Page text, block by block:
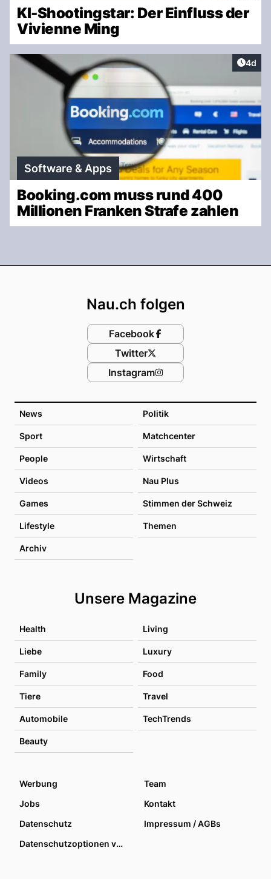
KI-Shootingstar: Der Einfluss der
Vivienne Ming
4d
Software & Apps
Booking.com muss rund 400
Millionen Franken Strafe zahlen
News Politik
Sport Matchcenter
People Wirtschaft
Videos Nau Plus
Games Stimmen der Schweiz
Lifestyle Themen
Archiv
Unsere Magazine
Health Living
Liebe Luxury
Family Food
Tiere Travel
Automobile TechTrends
Beauty
Nau.ch folgen
Facebook
Twitter
Instagram
Werbung
Team
Jobs
Kontakt
Datenschutz
Impressum / AGBs
Datenschutzoptionen verwalten